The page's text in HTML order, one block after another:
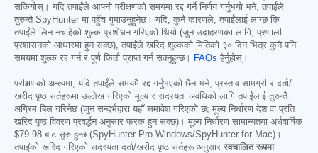
सकियोस्। यदि तपाईंले आफ्नो परीक्षणको समयमा रद्द गर्ने निर्णय गर्नुभयो भने, तपाईंले
तुरुन्तै SpyHunter मा पहुँच गुमाउनुहुनेछ। यदि, कुनै कारणले, तपाईंलाई लाग्छ कि
तपाईंले लिन नचाहेको शुल्क प्रशोधन गरिएको थियो (जुन उदाहरणका लागि, प्रणाली
प्रशासनको आधारमा हुन सक्छ), तपाईंले खरिद शुल्कको मितिको ३० दिन भित्र कुनै पनि
समयमा शुल्क रद्द गर्न र पूर्ण फिर्ता प्राप्त गर्न सक्नुहुन्छ।
FAQs हेर्नुहोस्।
परीक्षणको अन्त्यमा, यदि तपाईंले समयमै रद्द गर्नुभएको छैन भने, प्रस्ताव सामग्री र दर्ता/
खरीद पृष्ठ सर्तहरूमा उल्लेख गरिएको मूल्य र सदस्यता अवधिको लागि तपाईंलाई तुरुन्तै
अग्रिम बिल गरिनेछ (जुन सन्दर्भद्वारा यहाँ समावेश गरिएको छ; मूल्य निर्धारण देश वा प्रति
खरिद पृष्ठ विवरण प्रवर्द्धन अनुसार फरक हुन सक्छ)। मूल्य निर्धारण सामान्यतया अर्धवार्षिक
$79.98 बाट सुरु हुन्छ (SpyHunter Pro Windows/SpyHunter for Mac)।
तपाईंको खरिद गरिएको सदस्यता दर्ता/खरीद पृष्ठ सर्तहरू अनुसार स्वचालित रूपमा